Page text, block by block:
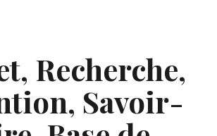
Recherche,
Savoir-